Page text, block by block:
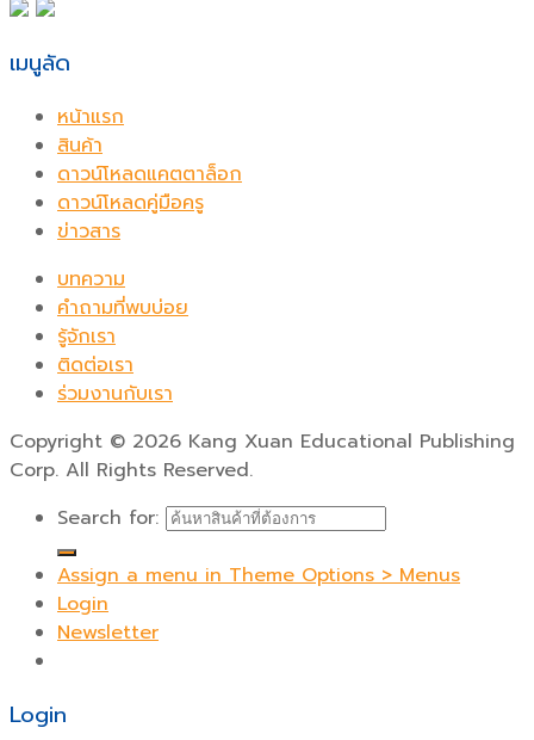
เมนูลัด
หน้าแรก
สินค้า
ดาวน์โหลดแคตตาล็อก
ดาวน์โหลดคู่มือครู
ข่าวสาร
บทความ
คำถามที่พบบ่อย
รู้จักเรา
ติดต่อเรา
ร่วมงานกับเรา
Copyright © 2026 Kang Xuan Educational Publishing
Corp. All Rights Reserved.
Search for:
Assign a menu in Theme Options > Menus
Login
Newsletter
Login